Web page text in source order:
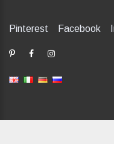
Pinterest Facebook